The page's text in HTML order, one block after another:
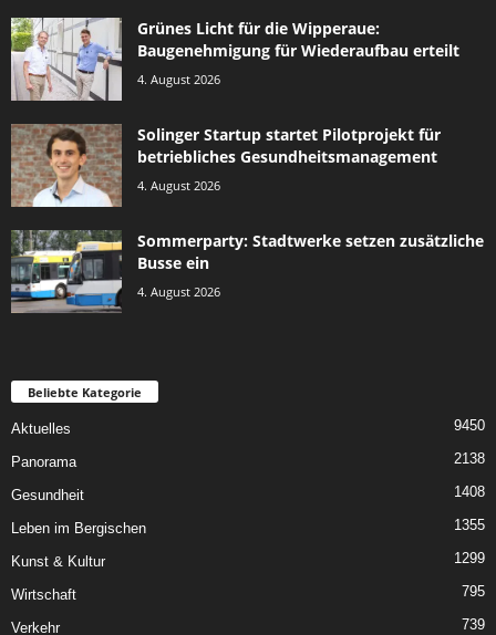
Grünes Licht für die Wipperaue:
Baugenehmigung für Wiederaufbau erteilt
4. August 2026
Solinger Startup startet Pilotprojekt für
betriebliches Gesundheitsmanagement
4. August 2026
Sommerparty: Stadtwerke setzen zusätzliche
Busse ein
4. August 2026
Beliebte Kategorie
Aktuelles 9450
Panorama 2138
Gesundheit 1408
Leben im Bergischen 1355
Kunst & Kultur 1299
Wirtschaft 795
Verkehr 739